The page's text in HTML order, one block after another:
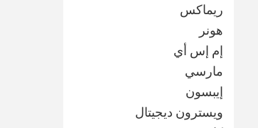
ريماكس
هونر
إم إس أي
مارسي
إيبسون
ويسترون ديجيتال